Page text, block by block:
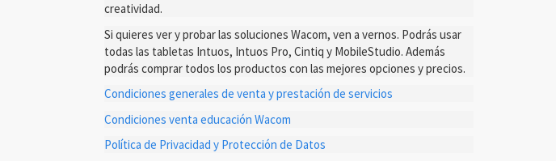
creatividad.
Si quieres ver y probar las soluciones Wacom, ven a vernos. Podrás usar
todas las tabletas Intuos, Intuos Pro, Cintiq y MobileStudio. Además
podrás comprar todos los productos con las mejores opciones y precios.
Condiciones generales de venta y prestación de servicios
Condiciones venta educación Wacom
Política de Privacidad y Protección de Datos